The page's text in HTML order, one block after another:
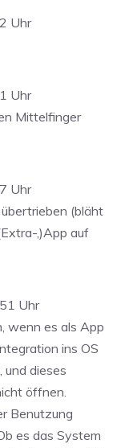
Uhr
Uhr
Mittelfinger
Uhr
übertrieben (bläht
,)App auf
Uhr
wenn es als App
ins OS
und dieses
öffnen.
Benutzung
es das System